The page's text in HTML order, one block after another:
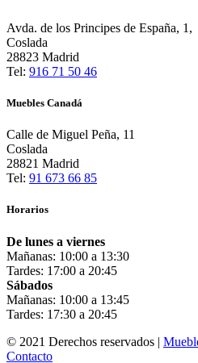
Avda. de los Principes de España, 1,
Coslada
28823 Madrid
Tel: 916 71 50 46
Muebles Canadá
Calle de Miguel Peña, 11
Coslada
28821 Madrid
Tel: 91 673 66 85
Horarios
De lunes a viernes
Mañanas: 10:00 a 13:30
Tardes: 17:00 a 20:45
Sábados
Mañanas: 10:00 a 13:45
Tardes: 17:30 a 20:45
© 2021 Derechos reservados |
Contacto